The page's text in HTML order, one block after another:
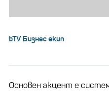
bTV Бизнес екип
Основен акцент е